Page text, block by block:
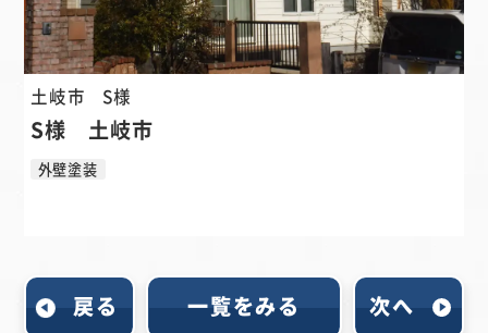
土岐市 S様
S様 土岐市
外壁塗装
戻る 一覧をみる 次へ